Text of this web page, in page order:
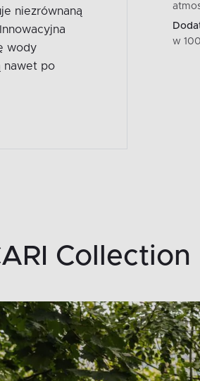
niezrównaną
wody
nawet po
w
Collection